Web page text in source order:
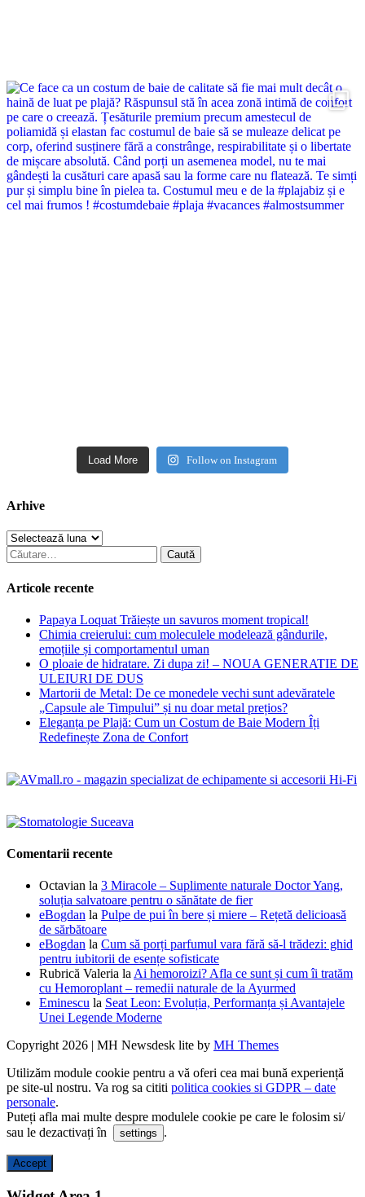
Load More Follow on Instagram
Arhive
Arhive
Caută
după:
Articole recente
Papaya Loquat Trăiește un savuros moment tropical!
Chimia creierului: cum moleculele modelează gândurile,
emoțiile și comportamentul uman
O ploaie de hidratare. Zi dupa zi! – NOUA GENERATIE DE
ULEIURI DE DUS
Martorii de Metal: De ce monedele vechi sunt adevăratele
„Capsule ale Timpului” și nu doar metal prețios?
Eleganța pe Plajă: Cum un Costum de Baie Modern Îți
Redefinește Zona de Confort
Comentarii recente
Octavian la 3 Miracole – Suplimente naturale Doctor Yang,
soluția salvatoare pentru o sănătate de fier
eBogdan la Pulpe de pui în bere și miere – Rețetă delicioasă
de sărbătoare
eBogdan la Cum să porți parfumul vara fără să-l trădezi: ghid
pentru iubitorii de esențe sofisticate
Rubrică Valeria la Ai hemoroizi? Afla ce sunt și cum îi tratăm
cu Hemoroplant – remedii naturale de la Ayurmed
Eminescu la Seat Leon: Evoluția, Performanța și Avantajele
Unei Legende Moderne
Copyright 2026 | MH Newsdesk lite by MH Themes
Utilizăm module cookie pentru a vă oferi cea mai bună experiență
pe site-ul nostru. Va rog sa cititi politica cookies si GDPR – date
personale.
Puteți afla mai multe despre modulele cookie pe care le folosim si/
sau le dezactivați în
settings .
Accept